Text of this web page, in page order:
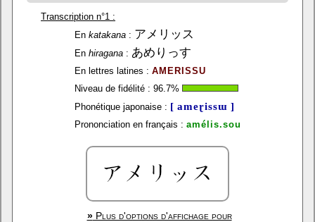
Transcription n°1 :
En katakana: アメリッス
En hiragana: あめりっす
En lettres latines : AMERISSU
Niveau de fidélité : 96.7%
Phonétique japonaise : [ ameɽissɯ ]
Prononciation en français : amélis.sou
»Plus d'options d'affichage pour